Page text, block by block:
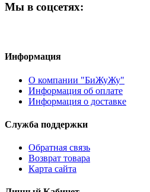
Мы в соцсетях:
Информация
О компании "БиЖуЖу"
Информация об оплате
Информация о доставке
Служба поддержки
Обратная связь
Возврат товара
Карта сайта